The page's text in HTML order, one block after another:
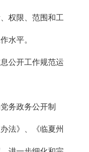
权限、范围和工
水平。
公开工作规范运
务政务公开制
法》、《临夏州